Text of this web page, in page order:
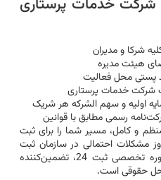
شرکا و مدیران
هیئت مدیره
پستی محل فعالیت
شرکت خدمات پرستاری
اولیه و سهم الشرکه هر شریک
رسمی مطابق با قوانین
و کامل، مسیر شما را برای ثبت
مشکلات احتمالی در سازمان ثبت
جلوگیری می‌کند. بهره‌گیری از مشاوره تخصصی ثبت 24، تضمین‌کننده
حقوقی است.